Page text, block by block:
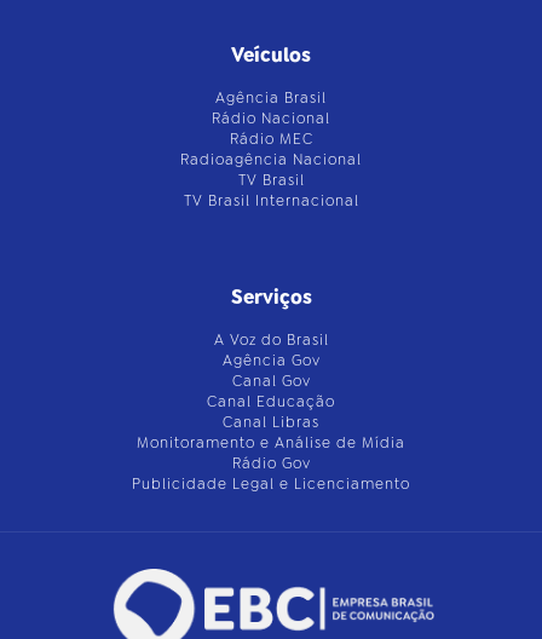
Veículos
Agência Brasil
Rádio Nacional
Rádio MEC
Radioagência Nacional
TV Brasil
TV Brasil Internacional
Serviços
A Voz do Brasil
Agência Gov
Canal Gov
Canal Educação
Canal Libras
Monitoramento e Análise de Mídia
Rádio Gov
Publicidade Legal e Licenciamento